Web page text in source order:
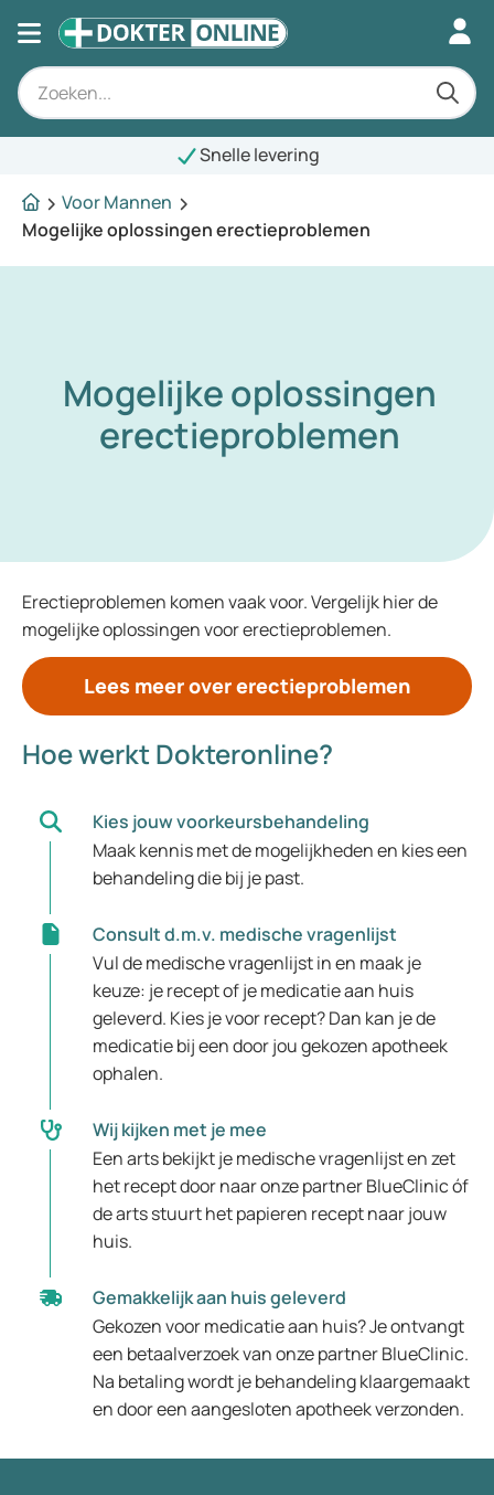
Snelle levering
Voor Mannen
Mogelijke oplossingen erectieproblemen
Mogelijke oplossingen
erectieproblemen
Erectieproblemen komen vaak voor. Vergelijk hier de
mogelijke oplossingen voor erectieproblemen.
Lees meer over erectieproblemen
Hoe werkt Dokteronline?
Kies jouw voorkeursbehandeling
Maak kennis met de mogelijkheden en kies een
behandeling die bij je past.
Consult d.m.v. medische vragenlijst
Vul de medische vragenlijst in en maak je
keuze: je recept of je medicatie aan huis
geleverd. Kies je voor recept? Dan kan je de
medicatie bij een door jou gekozen apotheek
ophalen.
Wij kijken met je mee
Een arts bekijkt je medische vragenlijst en zet
het recept door naar onze partner BlueClinic óf
de arts stuurt het papieren recept naar jouw
huis.
Gemakkelijk aan huis geleverd
Gekozen voor medicatie aan huis? Je ontvangt
een betaalverzoek van onze partner BlueClinic.
Na betaling wordt je behandeling klaargemaakt
en door een aangesloten apotheek verzonden.